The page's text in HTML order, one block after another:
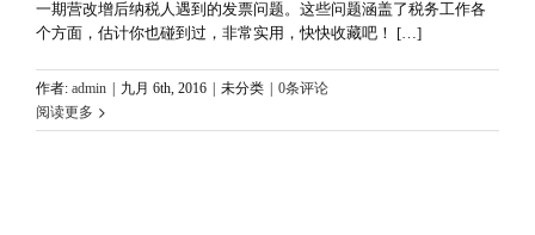
一期营改增后纳税人遇到的发票问题。这些问题涵盖了税务工作各
个方面，估计你也碰到过，非常实用，快快收藏吧！ […]
作者: admin 九月 6th, 2016 未分类
0条评论
阅读更多